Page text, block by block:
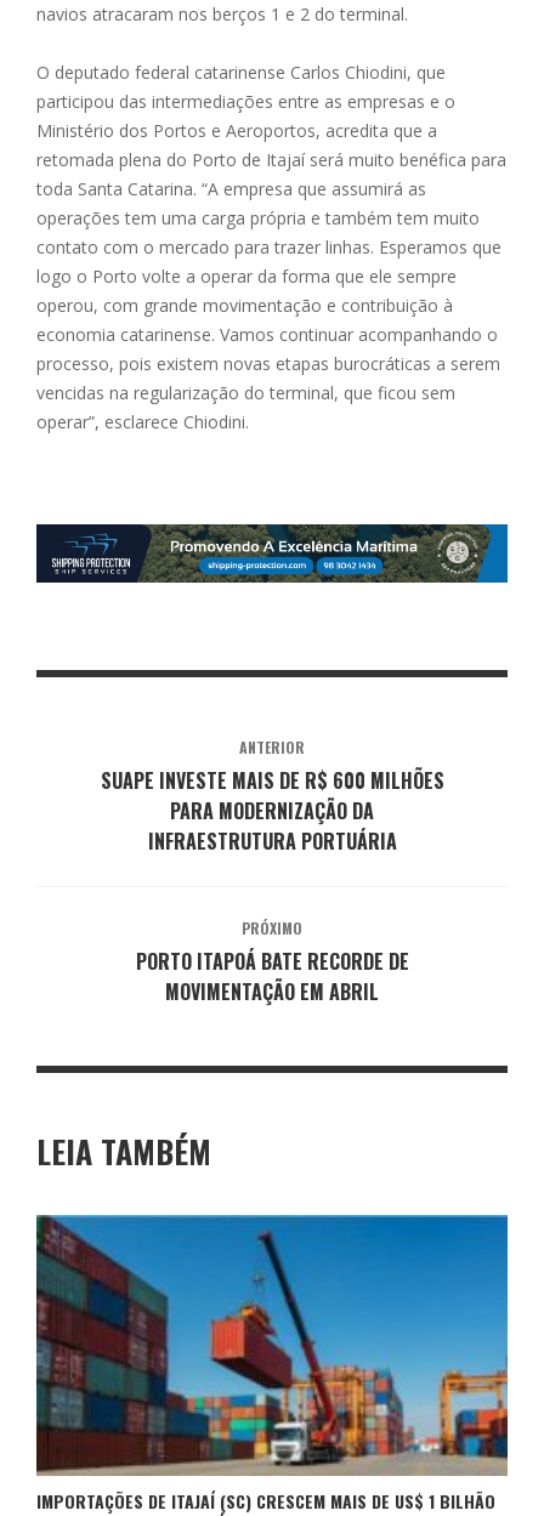
navios atracaram nos berços 1 e 2 do terminal.
O deputado federal catarinense Carlos Chiodini, que
participou das intermediações entre as empresas e o
Ministério dos Portos e Aeroportos, acredita que a
retomada plena do Porto de Itajaí será muito benéfica para
toda Santa Catarina. “A empresa que assumirá as
operações tem uma carga própria e também tem muito
contato com o mercado para trazer linhas. Esperamos que
logo o Porto volte a operar da forma que ele sempre
operou, com grande movimentação e contribuição à
economia catarinense. Vamos continuar acompanhando o
processo, pois existem novas etapas burocráticas a serem
vencidas na regularização do terminal, que ficou sem
operar”, esclarece Chiodini.
ANTERIOR
SUAPE INVESTE MAIS DE R$ 600 MILHÕES
PARA MODERNIZAÇÃO DA
INFRAESTRUTURA PORTUÁRIA
PRÓXIMO
PORTO ITAPOÁ BATE RECORDE DE
MOVIMENTAÇÃO EM ABRIL
LEIA TAMBÉM
IMPORTAÇÕES DE ITAJAÍ (SC) CRESCEM MAIS DE US$ 1 BILHÃO